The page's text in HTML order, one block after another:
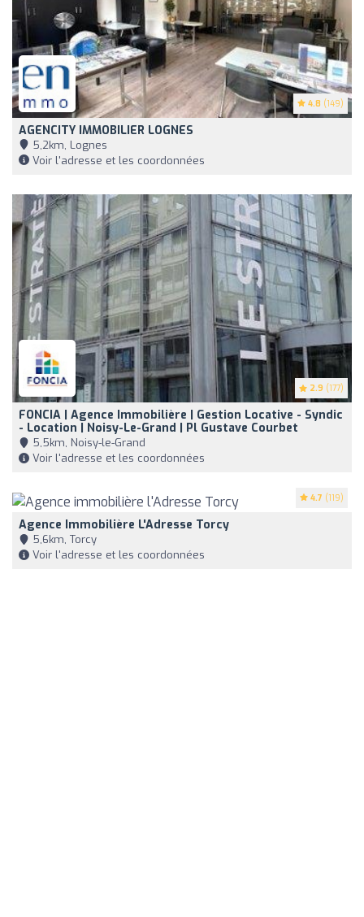
4.8 (149)
AGENCITY IMMOBILIER LOGNES
5,2km, Lognes
Voir l'adresse et les coordonnées
2.9 (177)
FONCIA | Agence Immobilière | Gestion Locative - Syndic
- Location | Noisy-Le-Grand | Pl Gustave Courbet
5,5km, Noisy-le-Grand
Voir l'adresse et les coordonnées
4.7 (119)
Agence Immobilière L'Adresse Torcy
5,6km, Torcy
Voir l'adresse et les coordonnées